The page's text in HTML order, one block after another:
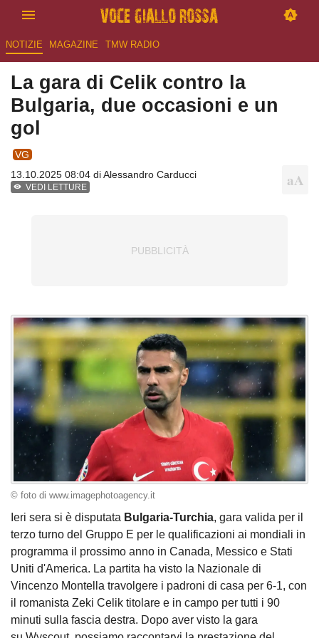
NOTIZIE MAGAZINE TMW RADIO
La gara di Celik contro la
Bulgaria, due occasioni e un
gol
VG
13.10.2025 08:04 diAlessandro Carducci
VEDI LETTURE
© foto di www.imagephotoagency.it
Ieri sera si è disputata Bulgaria-Turchia, gara valida per il
terzo turno del Gruppo E per le qualificazioni ai mondiali in
programma il prossimo anno in Canada, Messico e Stati
Uniti d'America. La partita ha visto la Nazionale di
Vincenzo Montella travolgere i padroni di casa per 6-1, con
il romanista Zeki Celik titolare e in campo per tutti i 90
minuti sulla fascia destra. Dopo aver visto la gara